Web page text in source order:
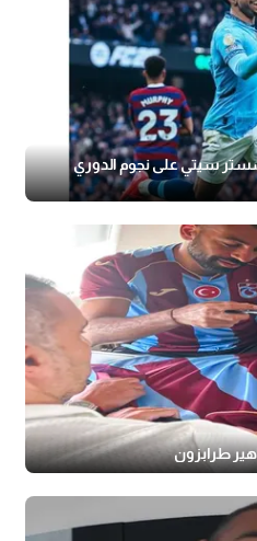
سيتي على نجوم الدوري
طرابزون